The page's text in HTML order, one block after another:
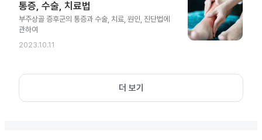
통증, 수술, 치료법
부주상골 증후군의 통증과 수술, 치료, 원인, 진단법에
관하여
2023.10.11
더 보기